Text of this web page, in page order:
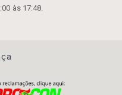
às 17:48.